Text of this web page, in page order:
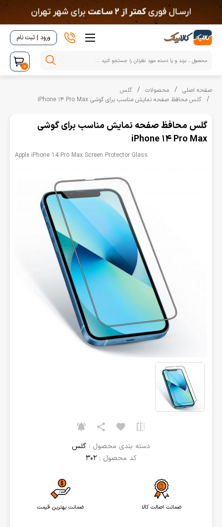
ورود | ثبت نام
0
صفحه اصلی محصولات
گلس
گلس محافظ صفحه نمایش مناسب برای گوشی iPhone 14 Pro Max
دسته بندی محصول : گلس
کد محصول :302
ضمانت اصالت کالا ضمانت بهترین قیمت
گلس محافظ صفحه نمایش مناسب برای گوشی
iPhone 14 Pro Max
Apple iPhone 14 Pro Max Screen Protector Glass